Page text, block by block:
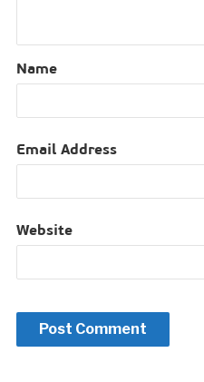
Name
Email Address
Website